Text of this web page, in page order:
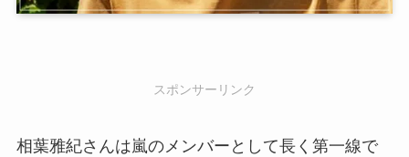
スポンサーリンク
相葉雅紀さんは嵐のメンバーとして長く第一線で